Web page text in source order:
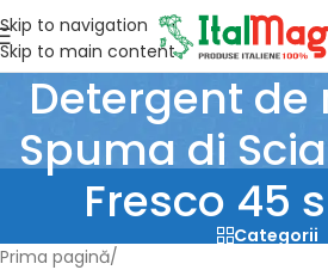
Skip to navigation
Skip to main content
Detergent de
Spuma di
Fresco 45
Categorii
Prima pagină/